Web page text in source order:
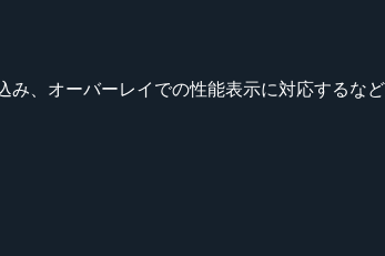
み、オーバーレイでの性能表示に対応する